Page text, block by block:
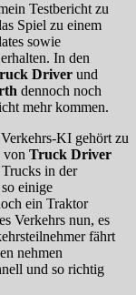
Testbericht zu
Spiel zu einem
sowie
In den
Driver und
dennoch noch
mehr kommen.
KI gehört zu
von Truck Driver
in der
einige
ein Traktor
Verkehrs nun, es
fährt
nehmen
und so richtig